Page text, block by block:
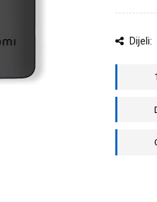
Dijeli: